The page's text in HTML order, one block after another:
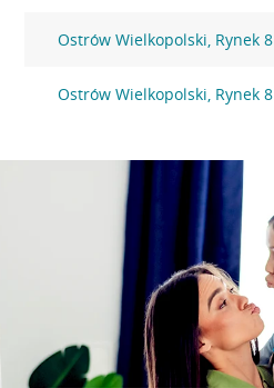
Ostrów Wielkopolski, Rynek 8
Ostrów Wielkopolski, Rynek 8